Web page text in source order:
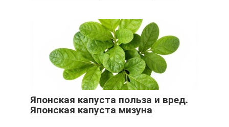
Японская капуста польза и вред.
Японская капуста мизуна